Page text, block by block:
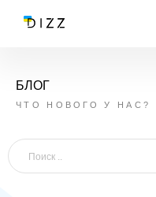
БЛОГ
ЧТО НОВОГО У НАС?